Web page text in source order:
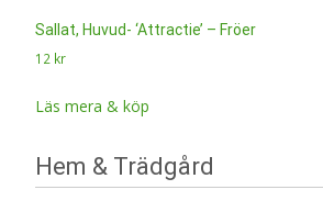
Sallat, Huvud- ‘Attractie’ – Fröer
12 kr
Läs mera & köp
Hem & Trädgård